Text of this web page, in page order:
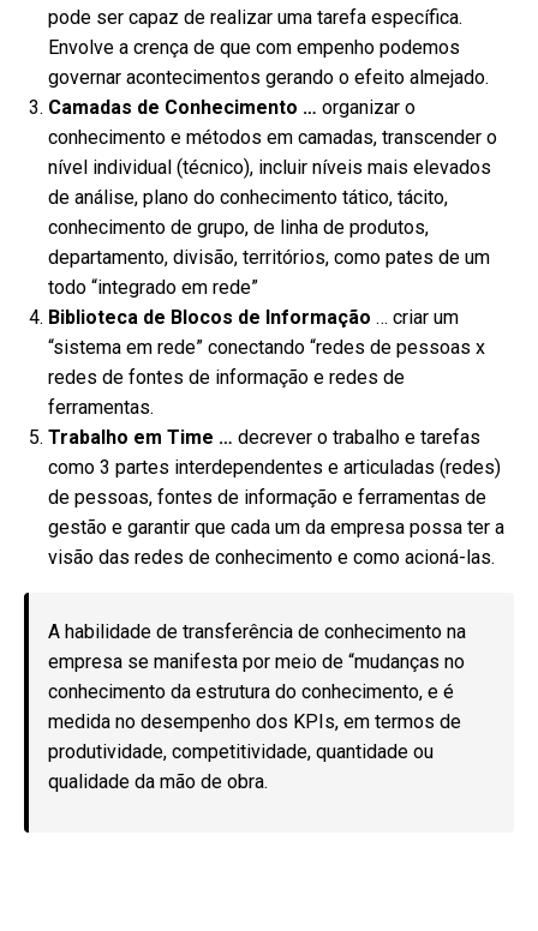
pode ser capaz de realizar uma tarefa específica.
Envolve a crença de que com empenho podemos
governar acontecimentos gerando o efeito almejado.
Camadas de Conhecimento … organizar o
conhecimento e métodos em camadas, transcender o
nível individual (técnico), incluir níveis mais elevados
de análise, plano do conhecimento tático, tácito,
conhecimento de grupo, de linha de produtos,
departamento, divisão, territórios, como pates de um
todo “integrado em rede”
Biblioteca de Blocos de Informação … criar um
“sistema em rede” conectando “redes de pessoas x
redes de fontes de informação e redes de
ferramentas.
Trabalho em Time … decrever o trabalho e tarefas
como 3 partes interdependentes e articuladas (redes)
de pessoas, fontes de informação e ferramentas de
gestão e garantir que cada um da empresa possa ter a
visão das redes de conhecimento e como acioná-las.
A habilidade de transferência de conhecimento na
empresa se manifesta por meio de “mudanças no
conhecimento da estrutura do conhecimento, e é
medida no desempenho dos KPIs, em termos de
produtividade, competitividade, quantidade ou
qualidade da mão de obra.